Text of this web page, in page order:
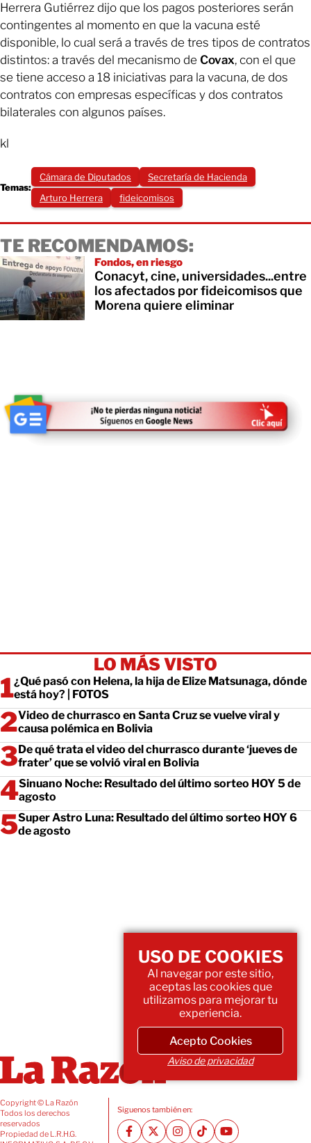
Herrera Gutiérrez dijo que los pagos posteriores serán
contingentes al momento en que la vacuna esté
disponible, lo cual será a través de tres tipos de contratos
distintos: a través del mecanismo de Covax, con el que
se tiene acceso a 18 iniciativas para la vacuna, de dos
contratos con empresas específicas y dos contratos
bilaterales con algunos países.
kl
Temas:
Cámara de Diputados
Secretaría de Hacienda
Arturo Herrera
fideicomisos
TE RECOMENDAMOS:
Fondos, en riesgo
Conacyt, cine, universidades...entre
los afectados por fideicomisos que
Morena quiere eliminar
LO MÁS VISTO
¿Qué pasó con Helena, la hija de Elize Matsunaga, dónde
está hoy? | FOTOS
Video de churrasco en Santa Cruz se vuelve viral y
causa polémica en Bolivia
De qué trata el video del churrasco durante ‘jueves de
frater’ que se volvió viral en Bolivia
Sinuano Noche: Resultado del último sorteo HOY 5 de
agosto
Super Astro Luna: Resultado del último sorteo HOY 6
de agosto
Copyright © La Razón
Todos los derechos
reservados
Propiedad de L.R.H.G.
Siguenos también en:
USO DE COOKIES
Al navegar por este sitio,
aceptas las cookies que
utilizamos para mejorar tu
experiencia.
Acepto Cookies
Aviso de privacidad